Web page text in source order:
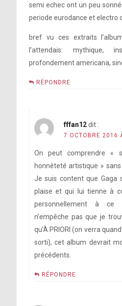
semi echec ont un peu
periode eurodance et electro
bref vu ces extraits
l’attendais: mythique,
profondement americana,
RÉPONDRE
fffan12 dit :
7 OCTOBRE 2016
On peut comprendre «
honnêteté artistique »
Je suis content que Gaga
plaise et qui lui tienne à
personnellement à ce
n’empêche pas que je
qu’À PRIORI (on verra
sorti), cet album devrait
précédents.
RÉPONDRE